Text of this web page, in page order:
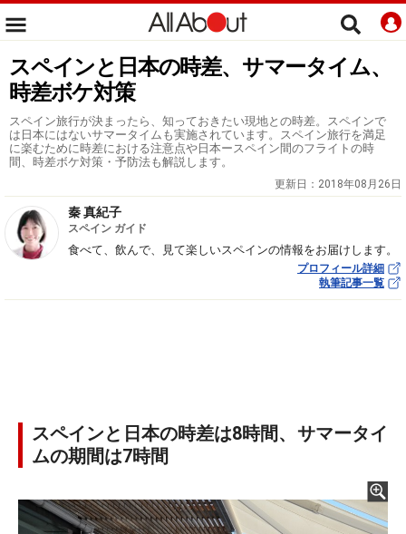
スペインと日本の時差、サマータイム、
時差ボケ対策
スペイン旅行が決まったら、知っておきたい現地との時差。スペインで
は日本にはないサマータイムも実施されています。スペイン旅行を満足
に楽むために時差における注意点や日本ースペイン間のフライトの時
間、時差ボケ対策・予防法も解説します。
更新日： 2018年08月26日
秦 真紀子
スペイン ガイド
食べて、飲んで、見て楽しいスペインの情報をお届けします。
プロフィール詳細
執筆記事一覧
スペインと日本の時差は8時間、サマータイ
ムの期間は7時間